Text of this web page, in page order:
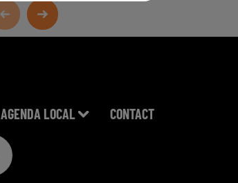
AGENDA LOCAL CONTACT